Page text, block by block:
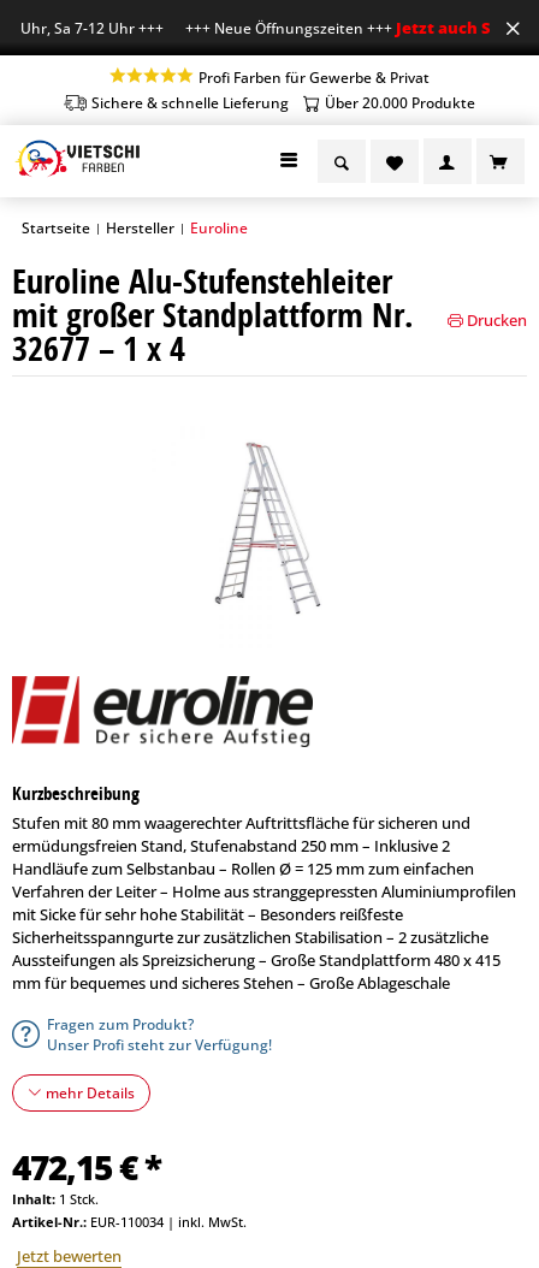
Uhr, Sa 7-12 Uhr +++ +++ Neue Öffnungszeiten +++Jetzt auch Sa
Profi Farben für Gewerbe & Privat
Sichere & schnelle Lieferung
Über 20.000 Produkte
Startseite | Hersteller | Euroline
Euroline Alu-Stufenstehleiter
mit großer Standplattform Nr.
32677 – 1 x 4
Drucken
Kurzbeschreibung
Stufen mit 80 mm waagerechter Auftrittsfläche für sicheren und
ermüdungsfreien Stand, Stufenabstand 250 mm – Inklusive 2
Handläufe zum Selbstanbau – Rollen Ø = 125 mm zum einfachen
Verfahren der Leiter – Holme aus stranggepressten Aluminiumprofilen
mit Sicke für sehr hohe Stabilität – Besonders reißfeste
Sicherheitsspanngurte zur zusätzlichen Stabilisation – 2 zusätzliche
Aussteifungen als Spreizsicherung – Große Standplattform 480 x 415
mm für bequemes und sicheres Stehen – Große Ablageschale
Fragen zum Produkt?
Unser Profi steht zur Verfügung!
mehr Details
472,15 € *
Inhalt: 1 Stck.
Artikel-Nr.: EUR-110034 | inkl. MwSt.
Jetzt bewerten